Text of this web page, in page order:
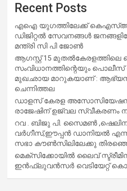
Recent Posts
എഐ യുഗത്തിലേക്ക്
ഡിജിറ്റൽ സേവനങ്ങൾ
മന്ത്രി സി പി ജോൺ
ആഗസ്റ്റ് 15
സംവിധാനത്തിന്റെയും
മുഖഛായ മാറുകയാണ് :
ചെന്നിത്തല
ഡാളസ് കേരള അസോസിയേഷൻ
രാജേഷിന് ഉജ്വല സ്വീകരണം
റവ . ബിജു പി. സൈമൺ
വർഗീസ്,ഈപ്പൻ ഡാനിയൽ
സഭാ കൗൺസിലിലേക്കു
മെക്സിക്കോയിൽ ലൈവ്
ഇൻഫ്ലുവൻസർ വെടിയേറ്റ്